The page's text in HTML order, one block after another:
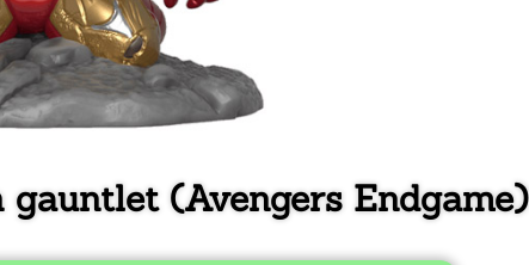
(Avengers Endgame)